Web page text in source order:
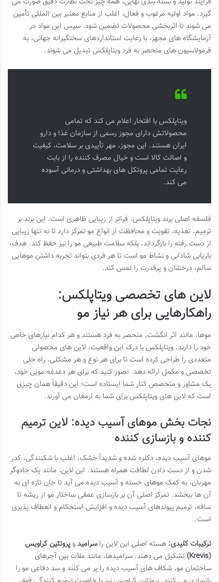
گیرد. مواد اولیه مرغوب و فعال، اغلب از منابع معتبر بین المللی تأمین
می شوند تا اثربخشی محصولات تضمین شود. سپس این مواد در
آزمایشگاه های مجهز، با رعایت استانداردهای سختگیرانه جهانی، به
فرمولاسیون های منحصر به فرد ویتاپلکس تبدیل می شوند.
ویتاپلکس با افتخار اعلام می کند که تمامی
محصولاتش دارای مجوز رسمی از سازمان غذا و دارو
ایران هستند. این مجوز، مهر تأییدی بر سلامت، کیفیت
و اصالت کالا است و خیال مصرف کننده را از بابت
رعایت تمامی پروتکل های بهداشتی و درمانی آسوده
می کند.
فلسفه اصلی برند ویتاپلکس، فراتر از زیبایی ظاهری است. این برند بر
ترمیم، تغذیه، تقویت و محافظت از انواع مو تمرکز دارد تا نه تنها زیبایی
از دست رفته را بازگرداند، بلکه سلامت طبیعی مو را نیز حفظ کند. هدف،
بازیابی شادابی و نشاط مو است تا هر فردی بتواند تجربه داشتن موهایی
سالم، درخشان و پرقدرت را لمس کند.
لاین های تخصصی ویتاپلکس:
راهکارهایی برای هر نیاز مو
موها، مانند اثر انگشت، منحصر به فرد هستند و هر کدام نیازهای خاص
خود را دارند. ویتاپلکس با درک این واقعیت، لاین های محصولی
متعددی را طراحی کرده است تا برای هر نوع و هر مشکلی، راه حلی
تخصصی و مکمل ارائه دهد. تصور کنید که برای هر دغدغه مویی خود،
یک مشاور و متخصص کنار شما ایستاده است؛ این دقیقاً همان چیزی
است که لاین های ویتاپلکس برای شما به ارمغان می آورند.
نجات بخش موهای آسیب دیده: لاین ترمیم
کننده و بازسازی کننده
موهای آسیب دیده، دکلره شده و شدیداً خشک، اغلب با شکنندگی، کدر
شدن و از دست دادن لطافت همراه هستند. این لاین، مانند یک جادوگر
مهربان، به کمک موهای خسته و آسیب دیده می آید تا جان تازه ای به
آن ها ببخشد. تمرکز اصلی آن بر بازسازی عمقی ساختار مو از ریشه تا
ساقه، ترمیم پیوندهای آسیب دیده و افزایش استحکام و انعطاف پذیری
است.
ترکیبات کلیدی: هسته اصلی این لاین راسرامید و پروتئین کراویس
(Krevis)
تشکیل می دهند. سرامیدها، مانند ملات بین آجرهای
ساختمان مو، شکاف های آسیب دیده را پر می کنند و سد دفاعی مو را